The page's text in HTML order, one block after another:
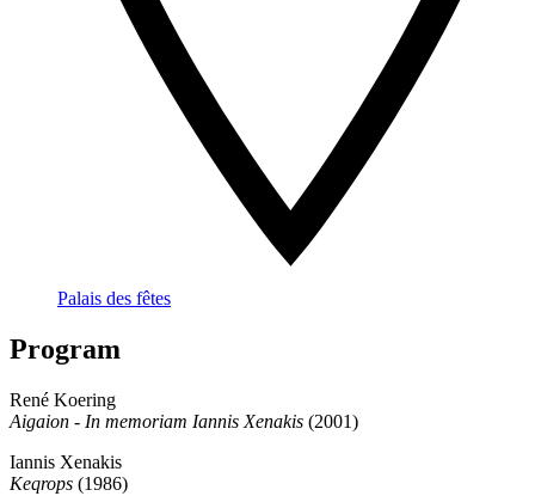
Palais des fêtes
Program
René Koering
Aigaion - In memoriam Iannis Xenakis (2001)
Iannis Xenakis
Keqrops (1986)